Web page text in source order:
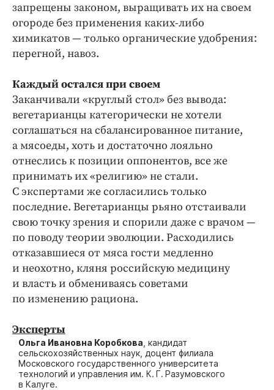
запрещены законом, выращивать их на своем
огороде без применения каких-либо
химикатов — только органические удобрения:
перегной, навоз.
Каждый остался при своем
Заканчивали «круглый стол» без вывода:
вегетарианцы категорически не хотели
соглашаться на сбалансированное питание,
а мясоеды, хоть и достаточно лояльно
отнеслись к позиции оппонентов, все же
принимать их «религию» не стали.
С экспертами же согласились только
последние. Вегетарианцы рьяно отстаивали
свою точку зрения и спорили даже с врачом —
по поводу теории эволюции. Расходились
отказавшиеся от мяса гости медленно
и неохотно, кляня российскую медицину
и власть и обмениваясь советами
по изменению рациона.
Эксперты
Ольга Ивановна Коробкова , кандидат
сельскохозяйственных наук, доцент филиала
Московского государственного университета
технологий и управления им. К. Г. Разумовского
в Калуге.